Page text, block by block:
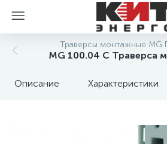
Траверсы монтажные MG
MG 100.04 C Траверса
Описание Характеристики